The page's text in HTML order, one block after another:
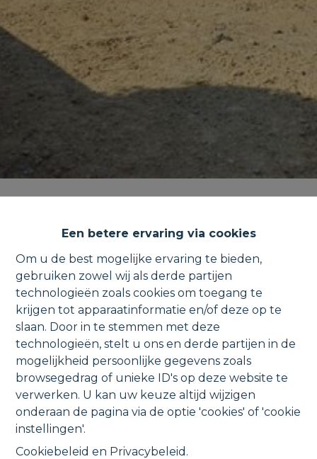
Een betere ervaring via cookies
Om u de best mogelijke ervaring te bieden,
gebruiken zowel wij als derde partijen
technologieën zoals cookies om toegang te
krijgen tot apparaatinformatie en/of deze op te
slaan. Door in te stemmen met deze
technologieën, stelt u ons en derde partijen in de
mogelijkheid persoonlijke gegevens zoals
browsegedrag of unieke ID's op deze website te
verwerken. U kan uw keuze altijd wijzigen
onderaan de pagina via de optie 'cookies' of 'cookie
instellingen'.
Cookiebeleid en Privacybeleid .
Bouwgrond voor halfopen
bebouwing.
Londerzeelseweg , 1880 Ramsdonk
VERKOCHT
Vorige Lijst Volgende